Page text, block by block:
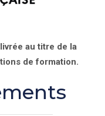
au titre de la
de formation.